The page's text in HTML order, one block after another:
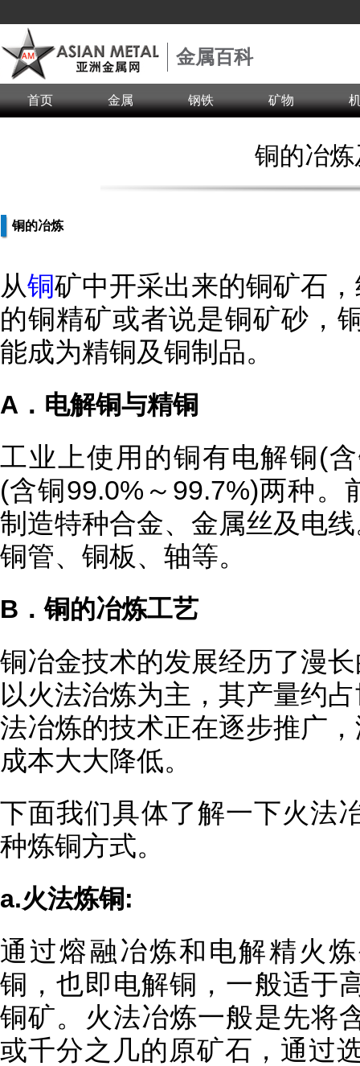
金属百科
首页 金属 钢铁 矿物
铜的冶
铜的冶炼
从铜矿中开采出来的铜矿石
的铜精矿或者说是铜矿砂，
能成为精铜及铜制品。
A．电解铜与精铜
工业上使用的铜有电解铜(
(含铜99.0%～99.7%)两种
制造特种合金、金属丝及电
铜管、铜板、轴等。
B．铜的冶炼工艺
铜冶金技术的发展经历了漫
以火法治炼为主，其产量约
法冶炼的技术正在逐步推广
成本大大降低。
下面我们具体了解一下火法
种炼铜方式。
a.火法炼铜:
通过熔融冶炼和电解精火
铜，也即电解铜，一般适于
铜矿。火法冶炼一般是先将
或千分之几的原矿石，通过